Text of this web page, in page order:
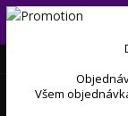
Od 3. do 9. 8.
během dovolené
Všem